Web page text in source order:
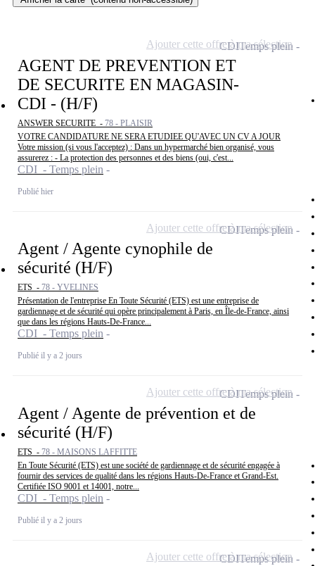
AGENT DE PREVENTION ET
DE SECURITE EN MAGASIN-
CDI - (H/F)
ANSWER SECURITE - 78 - PLAISIR
VOTRE CANDIDATURE NE SERA ETUDIEE QU'AVEC UN CV A JOUR
Votre mission (si vous l'acceptez) : Dans un hypermarché bien organisé, vous
assurerez : - La protection des personnes et des biens (oui, c'est...
CDI - Temps plein
Publié hier
CDITemps plein
Ajouter cette offre à ma sélection
Agent / Agente cynophile de
sécurité (H/F)
ETS - 78 - YVELINES
Présentation de l'entreprise En Toute Sécurité (ETS) est une entreprise de
gardiennage et de sécurité qui opère principalement à Paris, en Île-de-France, ainsi
que dans les régions Hauts-De-France...
CDI - Temps plein
Publié il y a 2 jours
CDITemps plein
Ajouter cette offre à ma sélection
Agent / Agente de prévention et de
sécurité (H/F)
ETS - 78 - MAISONS LAFFITTE
En Toute Sécurité (ETS) est une société de gardiennage et de sécurité engagée à
fournir des services de qualité dans les régions Hauts-De-France et Grand-Est.
Certifiée ISO 9001 et 14001, notre...
CDI - Temps plein
Publié il y a 2 jours
CDITemps plein
Ajouter cette offre à ma sélection
CDITemps plein
Ajouter cette offre à ma sélection